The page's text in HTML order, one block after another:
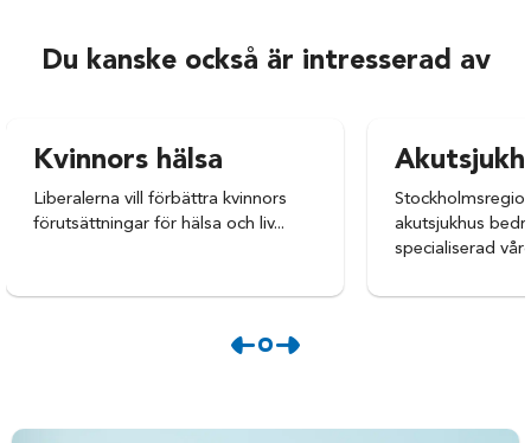
Du kanske också är intresserad av
Kvinnors hälsa
Liberalerna vill förbättra kvinnors
förutsättningar för hälsa och liv...
akutsjukhus
specialiserad